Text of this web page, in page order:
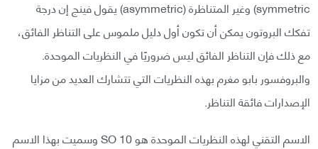
symmetric) وغير المتناظرة (asymmetric) يقول فينج إن درجة
تفكك البروتون يمكن أن تكون أول دليل ملموس على التناظر الفائق،
مع ذلك فإن التناظر الفائق ليس ضروريًا في النظريات الموحدة.
والبروفسور بابو مغرم بهذه النظريات التي تتشارك العديد من مزايا
الإصدارات فائقة التناظر.
الاسم التقني لهذه النظريات الموحدة هو SO 10 وسميت بهذا الاسم